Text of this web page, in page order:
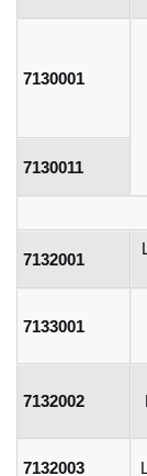
7130001
7130011
7132001
7133001
7132002
7132003